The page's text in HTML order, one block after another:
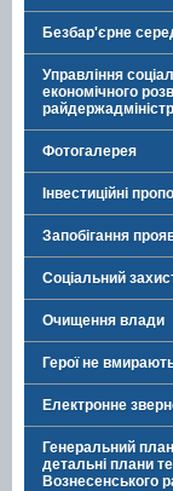
Безбар'єрне
Управління
економічного
Фотогалерея
Інвестиційні
Запобігання
Соціальний
Очищення влади
Герої не
Електронне
Генеральний
детальні плани
Вознесенського